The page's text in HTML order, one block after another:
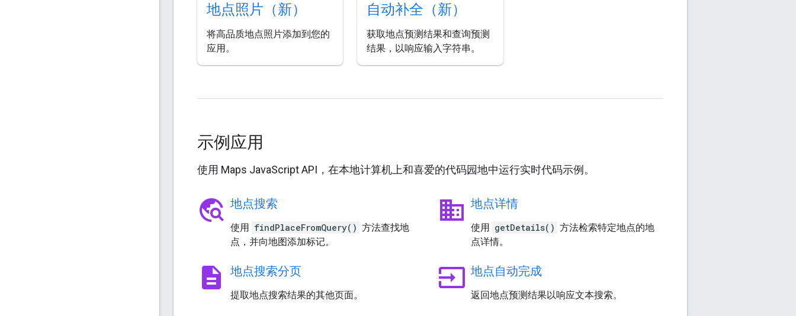
地点照片（新）
将高品质地点照片添加到您的
应用。
自动补全（新）
获取地点预测结果和查询预测
结果，以响应输入字符串。
示例应用
使用 Maps JavaScript API，在本地计算机上和喜爱的代码园地中运行实时代码示例。
travel_explore 地点搜索
使用 findPlaceFromQuery() 方法查找地
点，并向地图添加标记。
business 地点详情
使用 getDetails() 方法检索特定地点的地
点详情。
description 地点搜索分页
提取地点搜索结果的其他页面。
input 地点自动完成
返回地点预测结果以响应文本搜索。